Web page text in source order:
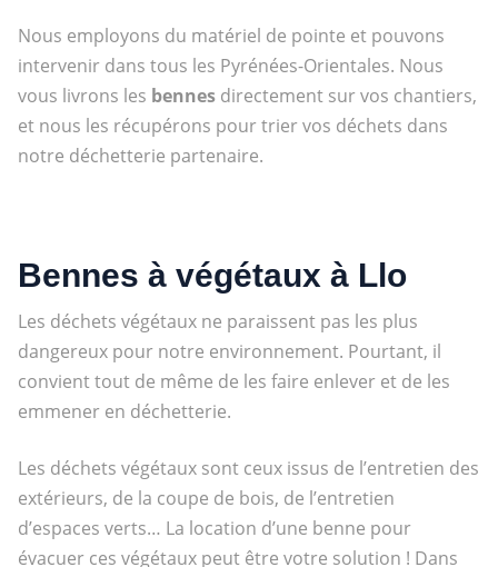
Nous employons du matériel de pointe et pouvons
intervenir dans tous les Pyrénées-Orientales. Nous
vous livrons les bennesdirectement sur vos chantiers,
et nous les récupérons pour trier vos déchets dans
notre déchetterie partenaire.
Bennes à végétaux à Llo
Les déchets végétaux ne paraissent pas les plus
dangereux pour notre environnement. Pourtant, il
convient tout de même de les faire enlever et de les
emmener en déchetterie.
Les déchets végétaux sont ceux issus de l’entretien des
extérieurs, de la coupe de bois, de l’entretien
d’espaces verts… La location d’une benne pour
évacuer ces végétaux peut être votre solution ! Dans